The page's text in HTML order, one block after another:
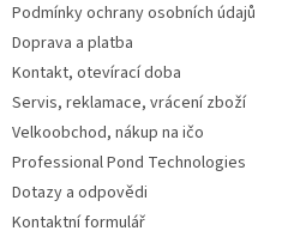
Podmínky ochrany osobních údajů
Doprava a platba
Kontakt, otevírací doba
Servis, reklamace, vrácení zboží
Velkoobchod, nákup na ičo
Professional Pond Technologies
Dotazy a odpovědi
Kontaktní formulář